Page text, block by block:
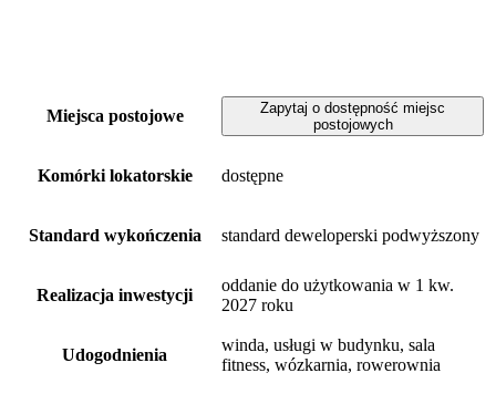
Miejsca postojowe
Zapytaj o dostępność miejsc
postojowych
Komórki lokatorskie dostępne
Standard wykończenia standard deweloperski podwyższony
Realizacja inwestycji
oddanie do użytkowania w 1 kw.
2027 roku
Udogodnienia
winda, usługi w budynku, sala
fitness, wózkarnia, rowerownia